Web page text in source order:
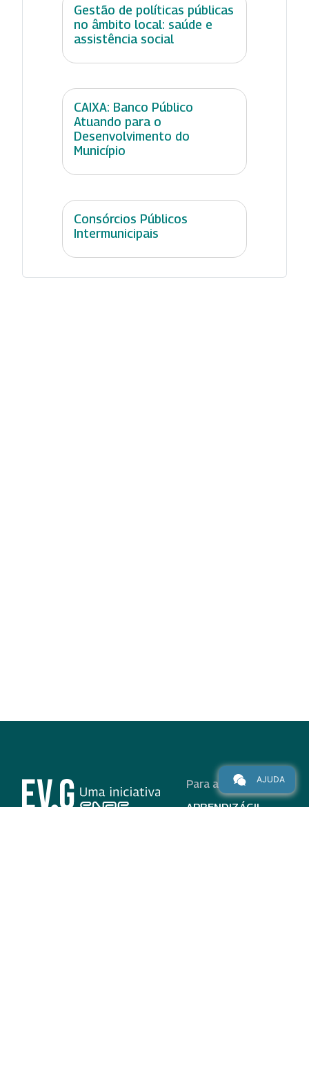
Gestão de políticas públicas
no âmbito local: saúde e
assistência social
CAIXA: Banco Público
Atuando para o
Desenvolvimento do
Município
Consórcios Públicos
Intermunicipais
Para alunos
APRENDIZÁGIL
AJUDA